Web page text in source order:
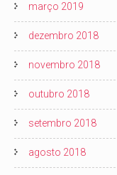
março 2019
dezembro 2018
novembro 2018
outubro 2018
setembro 2018
agosto 2018